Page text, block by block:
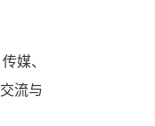
媒、
流与